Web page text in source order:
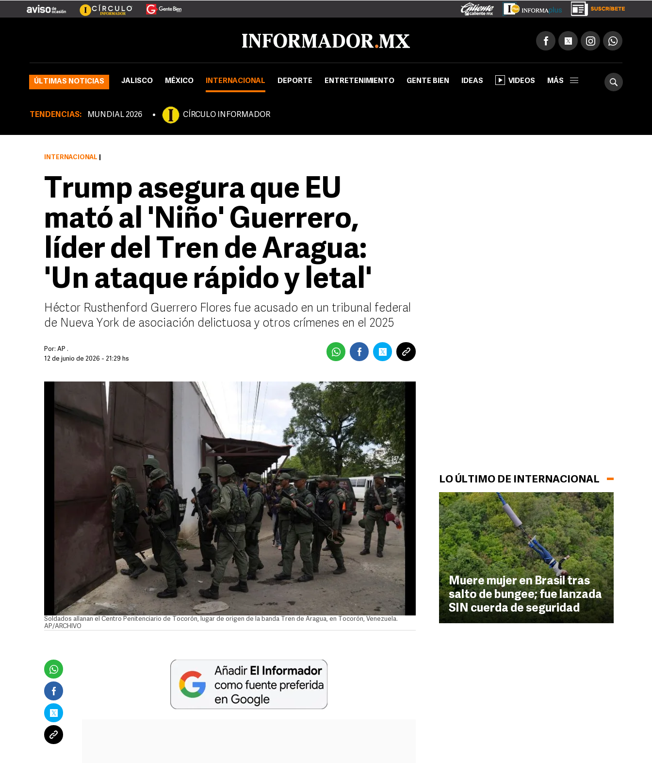
ÚLTIMAS NOTICIAS JALISCO MÉXICO INTERNACIONAL DEPORTE ENTRETENIMIENTO GENTE BIEN IDEAS VIDEOS MÁS
TENDENCIAS: MUNDIAL 2026 CÍRCULO INFORMADOR
LO ÚLTIMO DE INTERNACIONAL
Muere mujer en Brasil tras
salto de bungee; fue lanzada
SIN cuerda de seguridad
INTERNACIONAL
Trump asegura que EU
mató al 'Niño' Guerrero,
líder del Tren de Aragua:
'Un ataque rápido y letal'
Héctor Rusthenford Guerrero Flores fue acusado en un tribunal federal
de Nueva York de asociación delictuosa y otros crímenes en el 2025
Por: AP .
12 de junio de 2026 - 21:29 hs
Soldados allanan el Centro Penitenciario de Tocorón, lugar de origen de la banda Tren de Aragua, en Tocorón, Venezuela.
AP/ARCHIVO